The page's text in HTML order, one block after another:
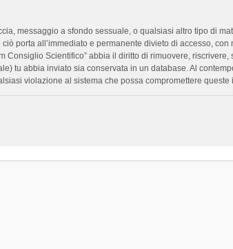
messaggio a sfondo sessuale, o qualsiasi altro tipo di
porta all’immediato e permanente divieto di accesso,
Consiglio Scientifico” abbia il diritto di rimuovere,
tu abbia inviato sia conservata in un database. Al
violazione al sistema che possa compromettere queste